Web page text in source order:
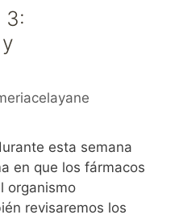
3:
esta semana
en que los fármacos
organismo
revisaremos los